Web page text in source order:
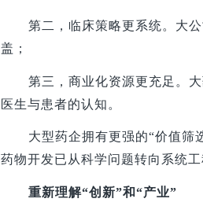
第二，临床策略更系统。大
盖；
第三，商业化资源更充足。
医生与患者的认知。
大型药企拥有更强的“价值筛
药物开发已从科学问题转向系统
重新理解“创新”和“产业”